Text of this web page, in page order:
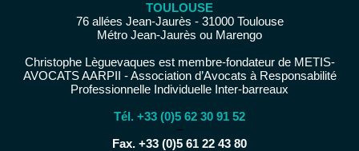
TOULOUSE
76 allées Jean-Jaurès - 31000 Toulouse
Métro Jean-Jaurès ou Marengo
Christophe Lèguevaques est membre-fondateur de METIS-
AVOCATS AARPII - Association d’Avocats à Responsabilité
Professionnelle Individuelle Inter-barreaux
Tél. +33 (0)5 62 30 91 52
−
Fax. +33 (0)5 61 22 43 80